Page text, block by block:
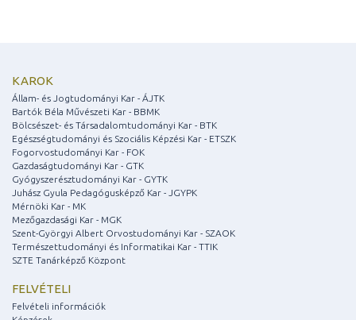
KAROK
Állam- és Jogtudományi Kar - ÁJTK
Bartók Béla Művészeti Kar - BBMK
Bölcsészet- és Társadalomtudományi Kar - BTK
Egészségtudományi és Szociális Képzési Kar - ETSZK
Fogorvostudományi Kar - FOK
Gazdaságtudományi Kar - GTK
Gyógyszerésztudományi Kar - GYTK
Juhász Gyula Pedagógusképző Kar - JGYPK
Mérnöki Kar - MK
Mezőgazdasági Kar - MGK
Szent-Györgyi Albert Orvostudományi Kar - SZAOK
Természettudományi és Informatikai Kar - TTIK
SZTE Tanárképző Központ
FELVÉTELI
Felvételi információk